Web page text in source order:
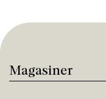
Magasiner